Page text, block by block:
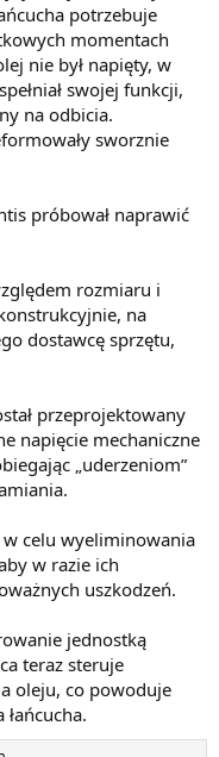
potrzebuje
momentach
nie był napięty, w
swojej funkcji,
na odbicia.
sworznie
próbował naprawić
rozmiaru i
na
dostawcę sprzętu,
przeprojektowany
napięcie mechaniczne
„uderzeniom”
celu wyeliminowania
w razie ich
uszkodzeń.
jednostką
teraz steruje
oleju, co powoduje